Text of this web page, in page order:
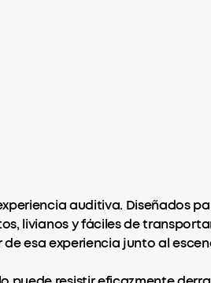
auditiva. Diseñados
livianos y fáciles de
de esa experiencia junto al